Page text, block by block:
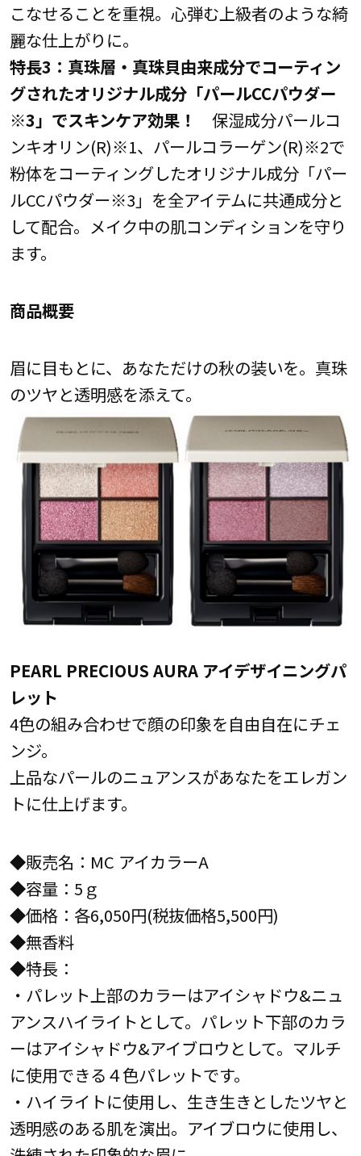
こなせることを重視。心弾む上級者のような綺
麗な仕上がりに。
特長3：真珠層・真珠貝由来成分でコーティン
グされたオリジナル成分「パールCCパウダー
※3」でスキンケア効果！
保湿成分パールコ
ンキオリン(R)※1、パールコラーゲン(R)※2で
粉体をコーティングしたオリジナル成分「パー
ルCCパウダー※3」を全アイテムに共通成分と
して配合。メイク中の肌コンディションを守り
ます。
商品概要
眉に目もとに、あなただけの秋の装いを。真珠
のツヤと透明感を添えて。
PEARL PRECIOUS AURA アイデザイニングパ
レット
4色の組み合わせで顔の印象を自由自在にチェ
ンジ。
上品なパールのニュアンスがあなたをエレガン
トに仕上げます。
◆販売名：MC アイカラーA
◆容量：5ｇ
◆価格：各6,050円(税抜価格5,500円)
◆無香料
◆特長：
・パレット上部のカラーはアイシャドウ&ニュ
アンスハイライトとして。パレット下部のカラ
ーはアイシャドウ&アイブロウとして。マルチ
に使用できる４色パレットです。
・ハイライトに使用し、生き生きとしたツヤと
透明感のある肌を演出。アイブロウに使用し、